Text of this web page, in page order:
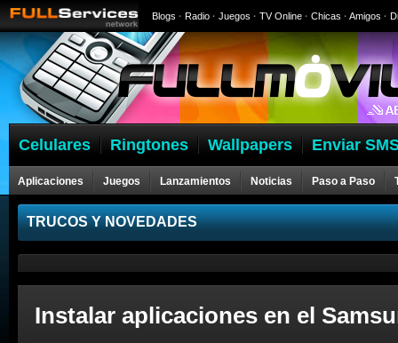
Blogs · Radio · Juegos · TV Online · Chicas · Amigos ·
Celulares Ringtones Wallpapers Enviar
Aplicaciones Juegos Lanzamientos Noticias Paso a Paso
Celulares
TRUCOS Y NOVEDADES
Instalar aplicaciones en el